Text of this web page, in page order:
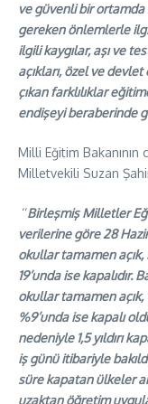
ve güvenli bir ortamda
gereken önlemlerle
ilgili kaygılar, aşı ve
açıkları, özel ve
çıkan farklılıklar
endişeyi beraberinde
Milli Eğitim
Milletvekili Suzan
‘‘Birleşmiş Milletler
verilerine göre 28
okullar tamamen açık,
19’unda ise kapalıdır.
okullar tamamen açık,
%9’unda ise kapalı
nedeniyle 1,5 yıldırı
iş günü itibariyle
süre kapatan ülkeler
uzaktan öğretim